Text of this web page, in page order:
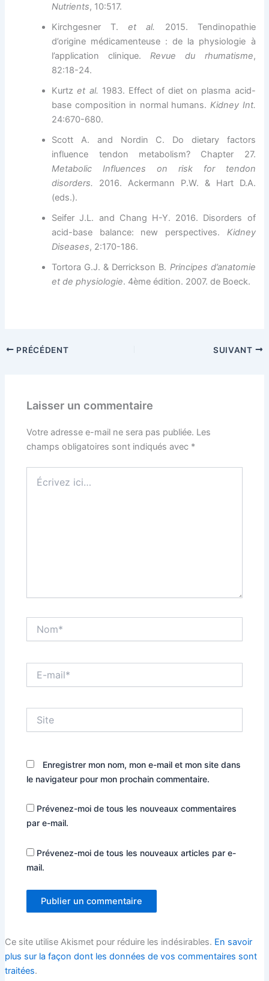
Nutrients, 10:517.
Kirchgesner T.et al. 2015. Tendinopathie
d’origine médicamenteuse : de la physiologie à
l’application clinique.Revue du rhumatisme,
82:18-24.
Kurtzet al. 1983. Effect of diet on plasma acid-
base composition in normal humans. Kidney Int.
24:670-680.
Scott A. and Nordin C. Do dietary factors
influence tendon metabolism? Chapter 27.
Metabolic Influences on risk for tendon
disorders. 2016. Ackermann P.W. & Hart D.A.
(eds.).
Seifer J.L. and Chang H-Y. 2016. Disorders of
acid-base balance: new perspectives. Kidney
Diseases, 2:170-186.
Tortora G.J. & Derrickson B. Principes d’anatomie
et de physiologie. 4ème édition. 2007. de Boeck.
PRÉCÉDENT SUIVANT
Laisser un commentaire
Votre adresse e-mail ne sera pas publiée. Les
champs obligatoires sont indiqués avec *
ici…
mail*
Enregistrer mon nom, mon e-mail et mon site dans
le navigateur pour mon prochain commentaire.
Prévenez-moi de tous les nouveaux commentaires
par e-mail.
Prévenez-moi de tous les nouveaux articles par e-
mail.
Ce site utilise Akismet pour réduire les indésirables. En savoir
plus sur la façon dont les données de vos commentaires sont
traitées.